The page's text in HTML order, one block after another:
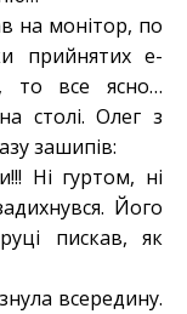
на монітор, по
прийнятих е-
то все ясно…
столі. Олег з
зашипів:
Ні гуртом, ні
Його
пискав, як
всередину.